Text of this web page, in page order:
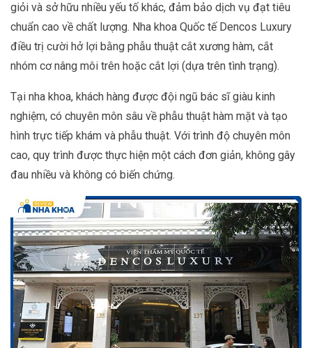
giỏi và sở hữu nhiều yếu tố khác, đảm bảo dịch vụ đạt tiêu
chuẩn cao về chất lượng. Nha khoa Quốc tế Dencos Luxury
điều trị cười hở lợi bằng phẫu thuật cắt xương hàm, cắt
nhóm cơ nâng môi trên hoặc cắt lợi (dựa trên tình trạng).
Tại nha khoa, khách hàng được đội ngũ bác sĩ giàu kinh
nghiệm, có chuyên môn sâu về phẫu thuật hàm mặt và tạo
hình trực tiếp khám và phẫu thuật. Với trình độ chuyên môn
cao, quy trình được thực hiện một cách đơn giản, không gây
đau nhiều và không có biến chứng.